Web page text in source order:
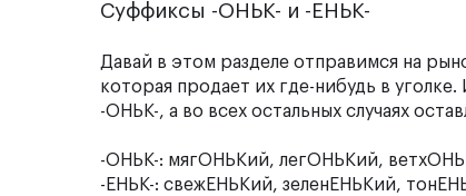
Суффиксы -ОНЬК- и -ЕНЬК-
Давай в этом разделе отправимся на
которая продает их где-нибудь в
-ОНЬК-, а во всех остальных случаях
-ОНЬК-: мягОНЬКий, легОНЬКий,
-ЕНЬК-: свежЕНЬКий, зеленЕНЬКий,